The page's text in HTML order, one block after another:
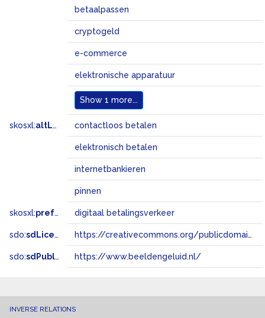
betaalpassen
cryptogeld
e-commerce
elektronische apparatuur
Show 1 more...
skosxl:altLabel contactloos betalen
elektronisch betalen
internetbankieren
pinnen
skosxl:prefLabel digitaal betalingsverkeer
sdo:sdLicense https://creativecommons.org/publicdomain/zero/1.0/
sdo:sdPublisher https://www.beeldengeluid.nl/
INVERSE RELATIONS